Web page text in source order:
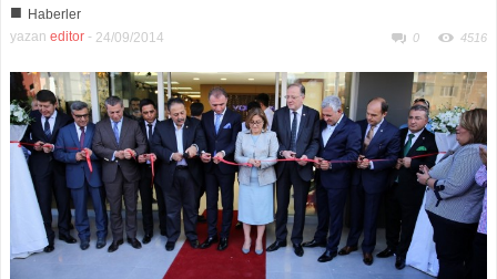
■ Haberler
yazan editor - 24/09/2014 0 4516